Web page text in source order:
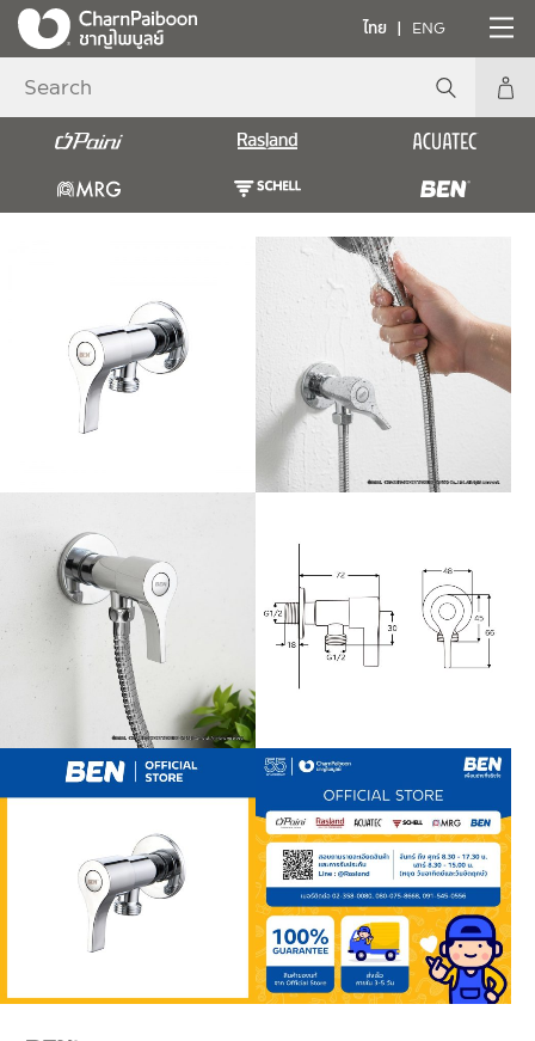
ไทย ENG